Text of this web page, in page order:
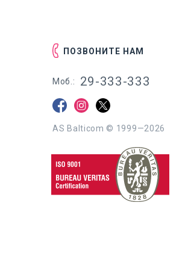
ПОЗВОНИТЕ НАМ
Моб.: 29-333-333
AS Balticom © 1999—2026